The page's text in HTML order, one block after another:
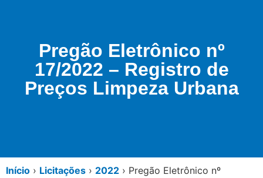
Pregão Eletrônico nº
17/2022 – Registro de
Preços Limpeza Urbana
Início › Licitações › 2022 › Pregão Eletrônico nº